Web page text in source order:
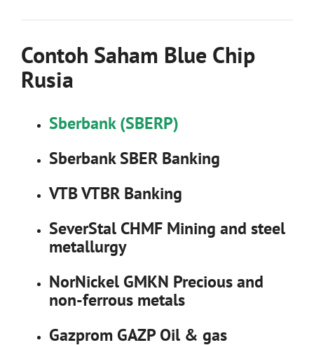
Contoh Saham Blue Chip
Rusia
Sberbank (SBERP)
Sberbank SBER Banking
VTB VTBR Banking
SeverStal CHMF Mining and steel
metallurgy
NorNickel GMKN Precious and
non-ferrous metals
Gazprom GAZP Oil & gas